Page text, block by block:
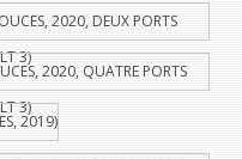
2020, DEUX PORTS
3)
2020, QUATRE PORTS
3)
2019)